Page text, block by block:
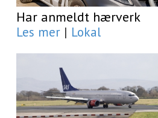
Har anmeldt hærverk
Les mer | Lokal